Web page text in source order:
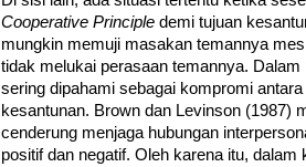
Cooperative Principle demi tujuan
mungkin memuji masakan temannya
tidak melukai perasaan temannya.
sering dipahami sebagai kompromi
kesantunan. Brown dan Levinson (1987)
cenderung menjaga hubungan
positif dan negatif. Oleh karena itu,